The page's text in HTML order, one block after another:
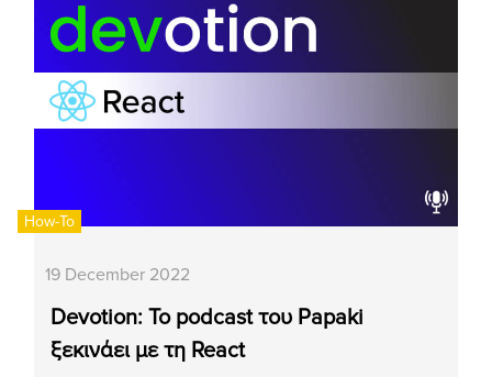
How-To
19 December 2022
Devotion: Το podcast του Papaki
ξεκινάει με τη React